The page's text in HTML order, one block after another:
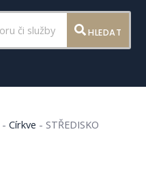
HLEDAT
-Církve - STŘEDISKO